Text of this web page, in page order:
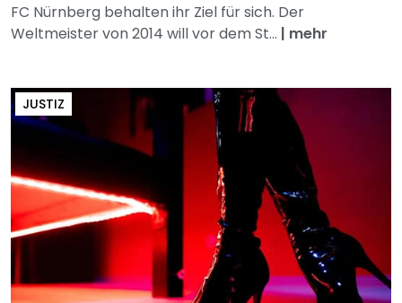
FC Nürnberg behalten ihr Ziel für sich. Der
Weltmeister von 2014 will vor dem St... | mehr
JUSTIZ